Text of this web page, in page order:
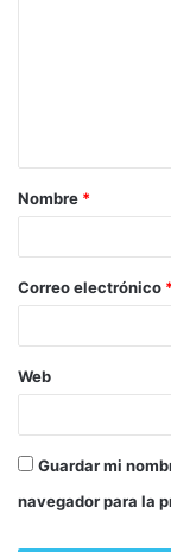
Nombre *
Correo electrónico *
Web
Guardar mi
navegador para la